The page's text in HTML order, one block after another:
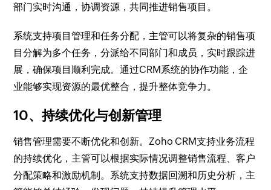
部门实时沟通，协调资源，共同推进销售项目。
系统支持项目管理和任务分配，主管可以将复杂的销售项
目分解为多个任务，分派给不同部门和成员，实时跟踪进
展，确保项目顺利完成。通过CRM系统的协作功能，企
业能够实现资源的最优整合，提升整体竞争力。
10、持续优化与创新管理
销售管理需要不断优化和创新。Zoho CRM支持业务流程
的持续优化，主管可以根据实际情况调整销售流程、客户
分配策略和激励机制。系统支持数据回溯和历史分析，主